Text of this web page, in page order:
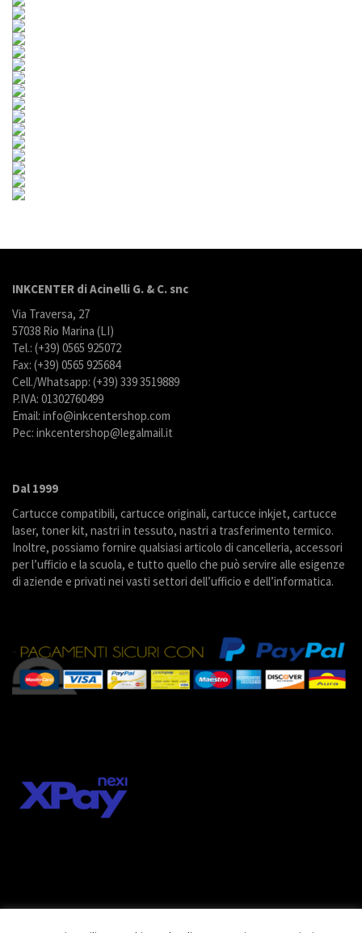
INKCENTER di Acinelli G. & C. snc
Via Traversa, 27
57038 Rio Marina (LI)
Tel.: (+39) 0565 925072
Fax: (+39) 0565 925684
Cell./Whatsapp: (+39) 339 3519889
P.IVA: 01302760499
Email: info@inkcentershop.com
Pec: inkcentershop@legalmail.it
Dal 1999
Cartucce compatibili, cartucce originali, cartucce inkjet, cartucce
laser, toner kit, nastri in tessuto, nastri a trasferimento termico.
Inoltre, possiamo fornire qualsiasi articolo di cancelleria, accessori
per l’ufficio e la scuola, e tutto quello che può servire alle esigenze
di aziende e privati nei vasti settori dell’ufficio e dell’informatica.